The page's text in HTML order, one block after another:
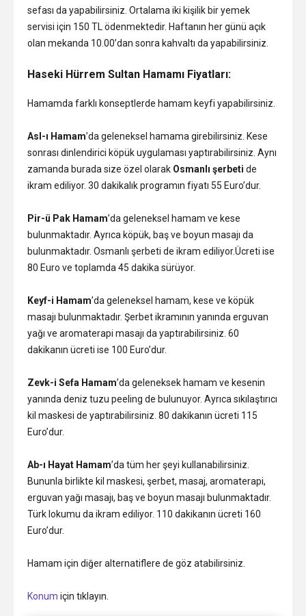
sefası da yapabilirsiniz. Ortalama iki kişilik bir yemek
servisi için 150 TL ödenmektedir. Haftanın her günü açık
olan mekanda 10.00’dan sonra kahvaltı da yapabilirsiniz.
Haseki Hürrem Sultan Hamamı Fiyatları:
Hamamda farklı konseptlerde hamam keyfi yapabilirsiniz.
Asl-ı Hamam’da geleneksel hamama girebilirsiniz. Kese
sonrası dinlendirici köpük uygulaması yaptırabilirsiniz. Aynı
zamanda burada size özel olarak Osmanlı şerbeti de
ikram ediliyor. 30 dakikalık programın fiyatı 55 Euro’dur.
Pir-ü Pak Hamam’da geleneksel hamam ve kese
bulunmaktadır. Ayrıca köpük, baş ve boyun masajı da
bulunmaktadır. Osmanlı şerbeti de ikram ediliyor.Ücreti ise
80 Euro ve toplamda 45 dakika sürüyor.
Keyf-i Hamam’da geleneksel hamam, kese ve köpük
masajı bulunmaktadır. Şerbet ikramının yanında erguvan
yağı ve aromaterapi masajı da yaptırabilirsiniz. 60
dakikanın ücreti ise 100 Euro’dur.
Zevk-i Sefa Hamam’da geleneksek hamam ve kesenin
yanında deniz tuzu peeling de bulunuyor. Ayrıca sıkılaştırıcı
kil maskesi de yaptırabilirsiniz. 80 dakikanın ücreti 115
Euro’dur.
Ab-ı Hayat Hamam’da tüm her şeyi kullanabilirsiniz.
Bununla birlikte kil maskesi, şerbet, masaj, aromaterapi,
erguvan yağı masajı, baş ve boyun masajı bulunmaktadır.
Türk lokumu da ikram ediliyor. 110 dakikanın ücreti 160
Euro’dur.
Hamam için diğer alternatiflere de göz atabilirsiniz.
Konum için tıklayın.